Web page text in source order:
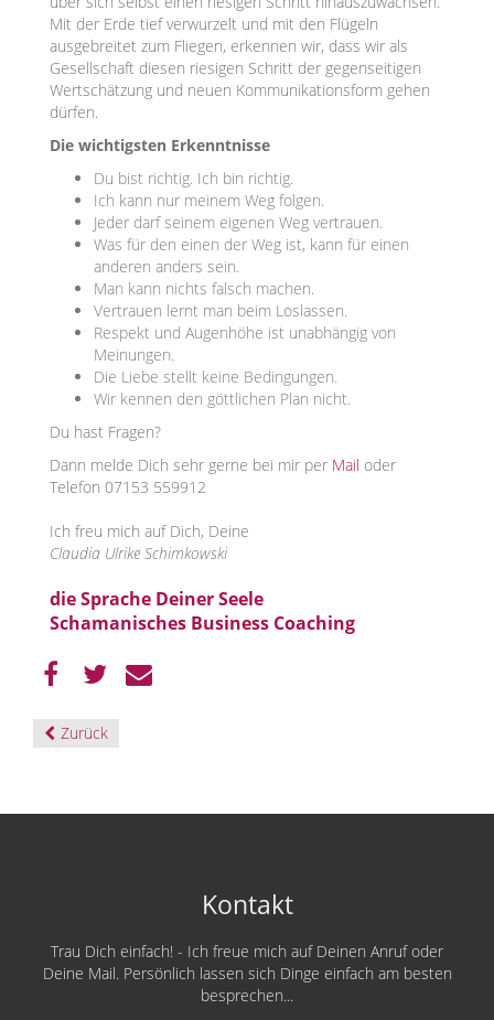
Mit der Erde tief verwurzelt und mit den Flügeln
ausgebreitet zum Fliegen, erkennen wir, dass wir als
Gesellschaft diesen riesigen Schritt der gegenseitigen
Wertschätzung und neuen Kommunikationsform gehen
dürfen.
Die wichtigsten Erkenntnisse
Du bist richtig. Ich bin richtig.
Ich kann nur meinem Weg folgen.
Jeder darf seinem eigenen Weg vertrauen.
Was für den einen der Weg ist, kann für einen
anderen anders sein.
Man kann nichts falsch machen.
Vertrauen lernt man beim Loslassen.
Respekt und Augenhöhe ist unabhängig von
Meinungen.
Die Liebe stellt keine Bedingungen.
Wir kennen den göttlichen Plan nicht.
Du hast Fragen?
Dann melde Dich sehr gerne bei mir per Mail oder
Telefon 07153 559912
Ich freu mich auf Dich, Deine
Claudia Ulrike Schimkowski
die Sprache Deiner Seele
Schamanisches Business Coaching
Zurück
Kontakt
Trau Dich einfach! - Ich freue mich auf Deinen Anruf oder
Deine Mail. Persönlich lassen sich Dinge einfach am besten
besprechen...